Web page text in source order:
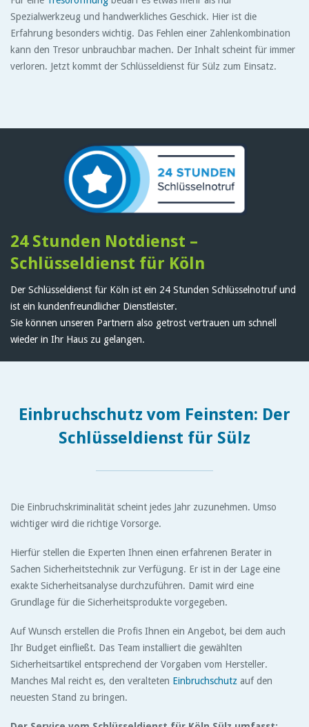
Spezialwerkzeug und handwerkliches Geschick. Hier ist die
Erfahrung besonders wichtig. Das Fehlen einer Zahlenkombination
kann den Tresor unbrauchbar machen. Der Inhalt scheint für immer
verloren. Jetzt kommt der Schlüsseldienst für Sülz zum Einsatz.
24 Stunden Notdienst –
Schlüsseldienst für Köln
Der Schlüsseldienst für Köln ist ein 24 Stunden Schlüsselnotruf und
ist ein kundenfreundlicher Dienstleister.
Sie können unseren Partnern also getrost vertrauen um schnell
wieder in Ihr Haus zu gelangen.
Einbruchschutz vom Feinsten: Der
Schlüsseldienst für Sülz
Die Einbruchskriminalität scheint jedes Jahr zuzunehmen. Umso
wichtiger wird die richtige Vorsorge.
Hierfür stellen die Experten Ihnen einen erfahrenen Berater in
Sachen Sicherheitstechnik zur Verfügung. Er ist in der Lage eine
exakte Sicherheitsanalyse durchzuführen. Damit wird eine
Grundlage für die Sicherheitsprodukte vorgegeben.
Auf Wunsch erstellen die Profis Ihnen ein Angebot, bei dem auch
Ihr Budget einfließt. Das Team installiert die gewählten
Sicherheitsartikel entsprechend der Vorgaben vom Hersteller.
Manches Mal reicht es, den veralteten Einbruchschutz auf den
neuesten Stand zu bringen.